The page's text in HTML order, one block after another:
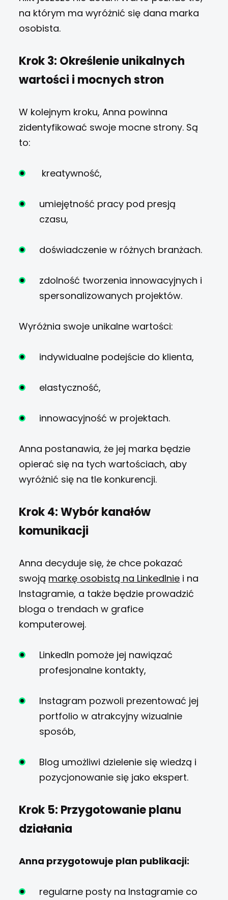
na którym ma wyróżnić się dana marka
osobista.
Krok 3: Określenie unikalnych
wartości i mocnych stron
W kolejnym kroku, Anna powinna
zidentyfikować swoje mocne strony. Są
to:
kreatywność,
umiejętność pracy pod presją
czasu,
doświadczenie w różnych branżach.
zdolność tworzenia innowacyjnych i
spersonalizowanych projektów.
Wyróżnia swoje unikalne wartości:
indywidualne podejście do klienta,
elastyczność,
innowacyjność w projektach.
Anna postanawia, że jej marka będzie
opierać się na tych wartościach, aby
wyróżnić się na tle konkurencji.
Krok 4: Wybór kanałów
komunikacji
Anna decyduje się, że chce pokazać
swoją markę osobistą na LinkedInie i na
Instagramie, a także będzie prowadzić
bloga o trendach w grafice
komputerowej.
LinkedIn pomoże jej nawiązać
profesjonalne kontakty,
Instagram pozwoli prezentować jej
portfolio w atrakcyjny wizualnie
sposób,
Blog umożliwi dzielenie się wiedzą i
pozycjonowanie się jako ekspert.
Krok 5: Przygotowanie planu
działania
Anna przygotowuje plan publikacji:
regularne posty na Instagramie co